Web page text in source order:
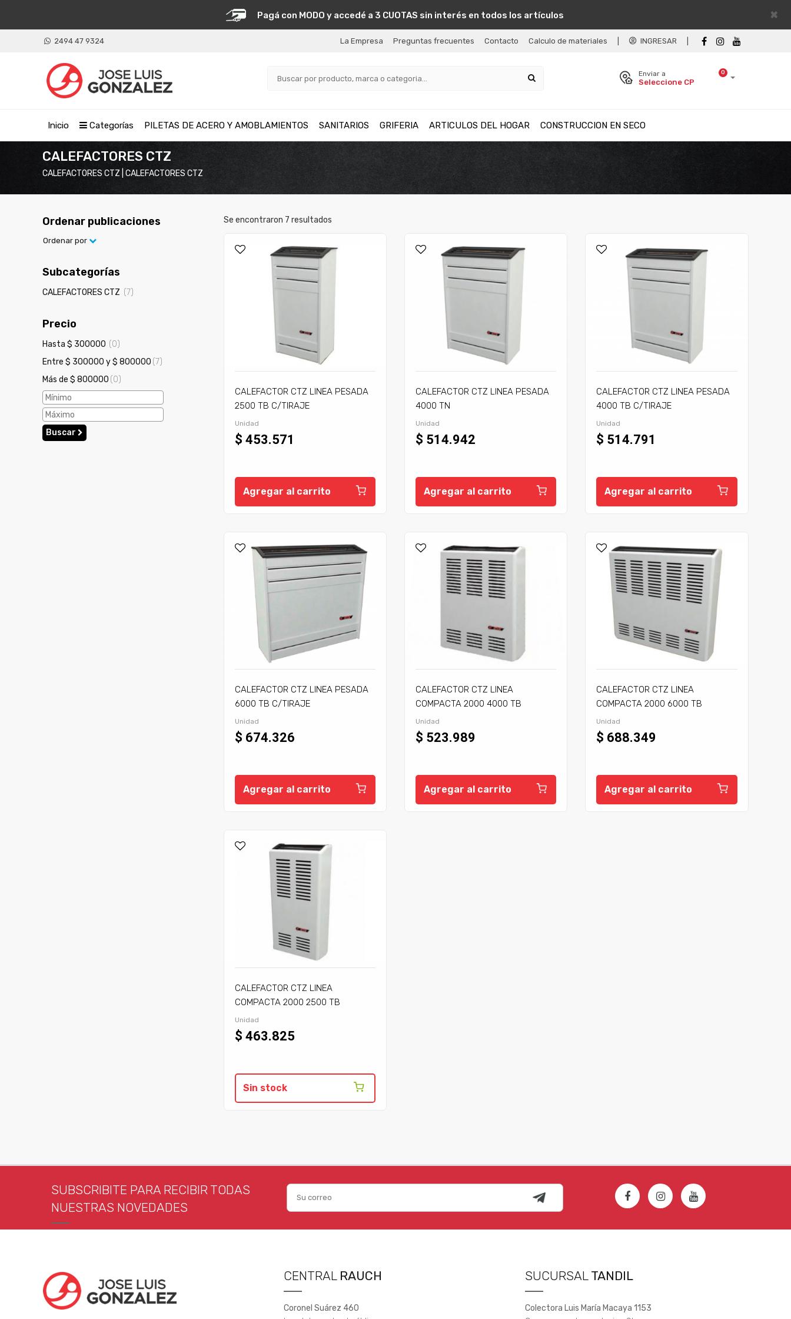
×
Pagá con MODO y accedé a 3 CUOTAS sin interés en todos los artículos
2494 47 9324 La Empresa Preguntas frecuentes Contacto Calculo de materiales INGRESAR
0
Enviar a
Seleccione CP
Inicio Categorías PILETAS DE ACERO Y AMOBLAMIENTOS SANITARIOS GRIFERIA ARTICULOS DEL HOGAR CONSTRUCCION EN SECO
CALEFACTORES CTZ
CALEFACTORES CTZ | CALEFACTORES CTZ
Ordenar publicaciones
Ordenar por
Subcategorías
CALEFACTORES CTZ (7)
Precio
Hasta $ 300000 (0)
Entre $ 300000 y $ 800000 (7)
Más de $ 800000 (0)
Buscar
Se encontraron 7 resultados
CALEFACTOR CTZ LINEA PESADA
2500 TB C/TIRAJE
Unidad
$ 453.571
Agregar al carrito
CALEFACTOR CTZ LINEA PESADA
4000 TN
Unidad
$ 514.942
Agregar al carrito
CALEFACTOR CTZ LINEA PESADA
4000 TB C/TIRAJE
Unidad
$ 514.791
Agregar al carrito
CALEFACTOR CTZ LINEA PESADA
6000 TB C/TIRAJE
Unidad
$ 674.326
Agregar al carrito
CALEFACTOR CTZ LINEA
COMPACTA 2000 4000 TB
C/TIRAJE
Unidad
$ 523.989
Agregar al carrito
CALEFACTOR CTZ LINEA
COMPACTA 2000 6000 TB
C/TIRAJE
Unidad
$ 688.349
Agregar al carrito
CALEFACTOR CTZ LINEA
COMPACTA 2000 2500 TB
C/TIRAJE
Unidad
$ 463.825
Sin stock
SUBSCRIBITE PARA RECIBIR TODAS
NUESTRAS NOVEDADES
CENTRAL RAUCH
Coronel Suárez 460
SUCURSAL TANDIL
Colectora Luis María Macaya 1153